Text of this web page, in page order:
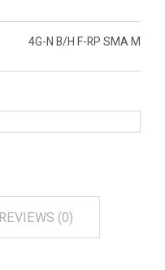
4G-N B/H F-RP SMA M
REVIEWS (0)